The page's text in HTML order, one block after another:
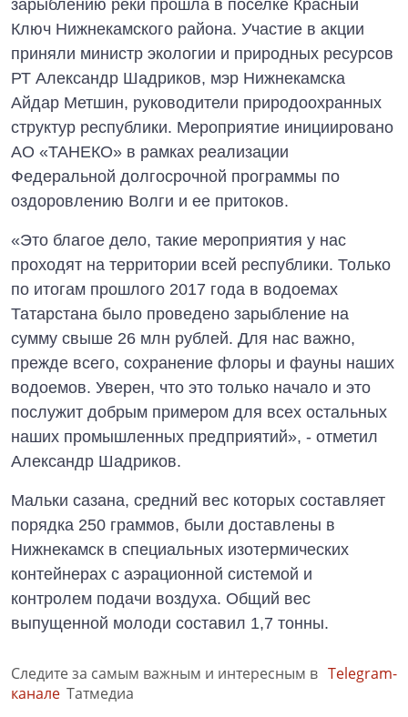
зарыблению реки прошла в поселке Красный
Ключ Нижнекамского района. Участие в акции
приняли министр экологии и природных ресурсов
РТ Александр Шадриков, мэр Нижнекамска
Айдар Метшин, руководители природоохранных
структур республики. Мероприятие инициировано
АО «ТАНЕКО» в рамках реализации
Федеральной долгосрочной программы по
оздоровлению Волги и ее притоков.
«Это благое дело, такие мероприятия у нас
проходят на территории всей республики. Только
по итогам прошлого 2017 года в водоемах
Татарстана было проведено зарыбление на
сумму свыше 26 млн рублей. Для нас важно,
прежде всего, сохранение флоры и фауны наших
водоемов. Уверен, что это только начало и это
послужит добрым примером для всех остальных
наших промышленных предприятий», - отметил
Александр Шадриков.
Мальки сазана, средний вес которых составляет
порядка 250 граммов, были доставлены в
Нижнекамск в специальных изотермических
контейнерах с аэрационной системой и
контролем подачи воздуха. Общий вес
выпущенной молоди составил 1,7 тонны.
Следите за самым важным и интересным в Telegram-
канале Татмедиа